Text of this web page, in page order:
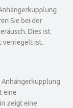
Sie bei der
Dies ist
verriegelt ist.
eine
zeigt eine